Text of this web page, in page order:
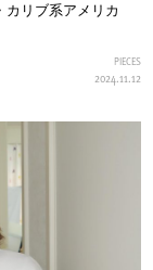
カリブ系アメリカ
PIECES
2024.11.12